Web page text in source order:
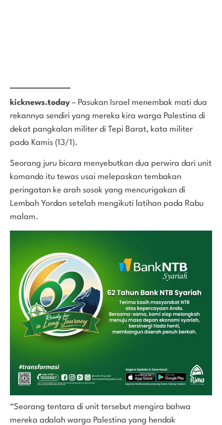
kicknews.today – Pasukan Israel menembak mati dua
rekannya sendiri yang mereka kira warga Palestina di
dekat pangkalan militer di Tepi Barat, kata militer
pada Kamis (13/1).
Seorang juru bicara menyebutkan dua perwira dari unit
komando itu tewas usai melepaskan tembakan
peringatan ke arah sosok yang mencurigakan di
Lembah Yordan setelah mengikuti latihan pada Rabu
malam.
“Seorang tentara di unit tersebut mengira bahwa
mereka adalah warga Palestina yang hendak